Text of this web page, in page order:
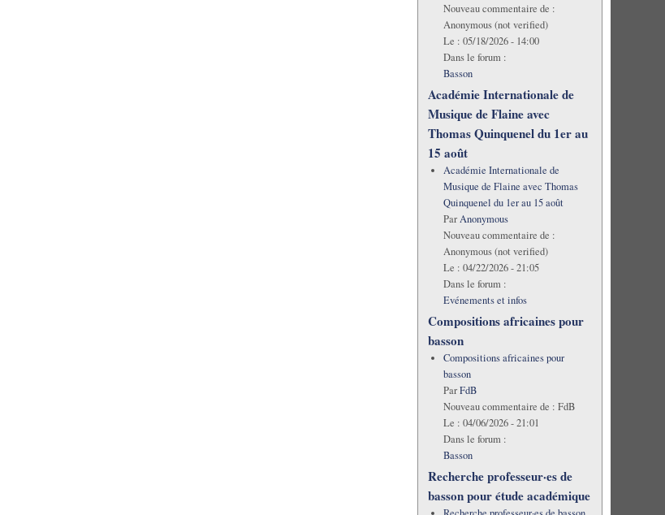
Nouveau commentaire de :
Anonymous (not verified)
Le : 05/18/2026 - 14:00
Dans le forum :
Basson
Académie Internationale de
Musique de Flaine avec
Thomas Quinquenel du 1er au
15 août
Académie Internationale de
Musique de Flaine avec Thomas
Quinquenel du 1er au 15 août
ParAnonymous
Nouveau commentaire de :
Anonymous (not verified)
Le : 04/22/2026 - 21:05
Dans le forum :
Evénements et infos
Compositions africaines pour
basson
Compositions africaines pour
basson
ParFdB
Nouveau commentaire de : FdB
Le : 04/06/2026 - 21:01
Dans le forum :
Basson
Recherche professeur·es de
basson pour étude académique